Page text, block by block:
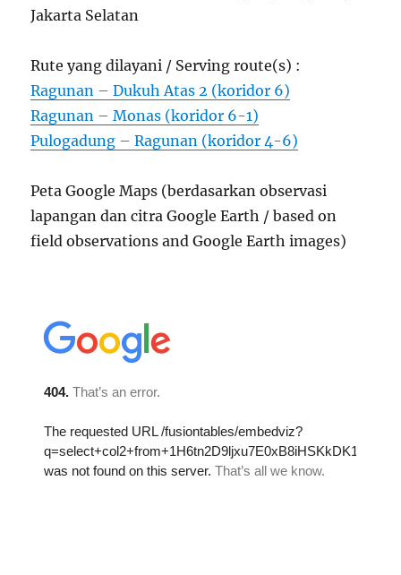
Jakarta Selatan
Rute yang dilayani / Serving route(s) :
Ragunan – Dukuh Atas 2 (koridor 6)
Ragunan – Monas (koridor 6-1)
Pulogadung – Ragunan (koridor 4-6)
Peta Google Maps (berdasarkan observasi
lapangan dan citra Google Earth / based on
field observations and Google Earth images)